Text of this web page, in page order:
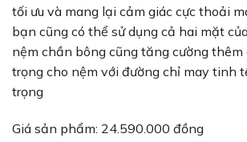
tối ưu và mang lại cảm giác cực thoải
bạn cũng có thể sử dụng cả hai mặt
nệm chần bông cũng tăng cường thêm
trọng cho nệm với đường chỉ may tinh
trọng
Giá sản phẩm: 24.590.000 đồng